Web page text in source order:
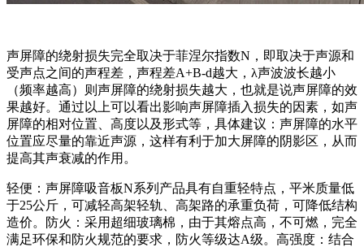
声屏障的绕射损失完全取决于菲涅尔指数N，即取决于声源和
受声点之间的声程差，声程差A+B-d越大，λ声波波长越小
（频率越高）则声屏障的绕射损失越大，也就是说声屏障的效
果越好。通过以上可以看出影响声屏障插入损失的因素，如声
屏障的相对位置、高度以及形式等，具体建议：声屏障的水平
位置应尽量的靠近声源，这样有利于加大屏障的阴影区，从而
提高其声衰减的作用。
轻便：声屏障吸音板N系列产品具有自重轻特点，平米质量低
于25公斤，可减轻高架轻轨、高架路的承重负荷，可降低结构
造价。防火：采用超细玻璃棉，由于其熔点高，不可燃，完全
满足环保和防火规范的要求，防火等级达A级。高强度：结合